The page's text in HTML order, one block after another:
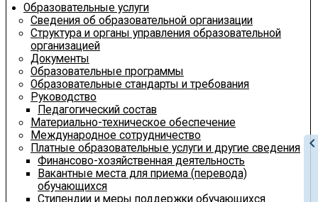
Образовательные услуги
Сведения об образовательной организации
Структура и органы управления образовательной
организацией
Документы
Образовательные программы
Образовательные стандарты и требования
Руководство
Педагогический состав
Материально-техническое обеспечение
Международное сотрудничество
Платные образовательные услуги и другие сведения
Финансово-хозяйственная деятельность
Вакантные места для приема (перевода)
обучающихся
Стипендии и меры поддержки обучающихся